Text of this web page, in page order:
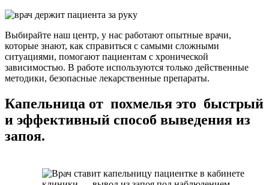
Выбирайте наш центр, у нас работают опытные врачи,
которые знают, как справиться с самыми сложными
ситуациями, помогают пациентам с хронической
зависимостью. В работе используются только действенные
методики, безопасные лекарственные препараты.
Капельница от похмелья это быстрый
и эффективный способ выведения из
запоя.